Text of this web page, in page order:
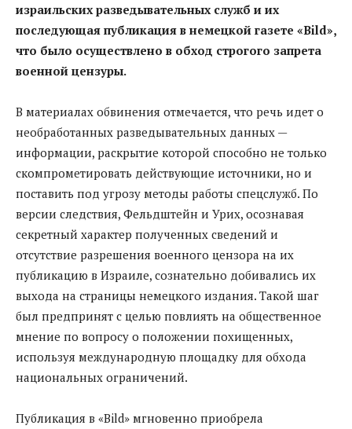
израильских разведывательных служб и их
последующая публикация в немецкой газете «Bild»,
что было осуществлено в обход строгого запрета
военной цензуры.
В материалах обвинения отмечается, что речь идет о
необработанных разведывательных данных —
информации, раскрытие которой способно не только
скомпрометировать действующие источники, но и
поставить под угрозу методы работы спецслужб. По
версии следствия, Фельдштейн и Урих, осознавая
секретный характер полученных сведений и
отсутствие разрешения военного цензора на их
публикацию в Израиле, сознательно добивались их
выхода на страницы немецкого издания. Такой шаг
был предпринят с целью повлиять на общественное
мнение по вопросу о положении похищенных,
используя международную площадку для обхода
национальных ограничений.
Публикация в «Bild» мгновенно приобрела